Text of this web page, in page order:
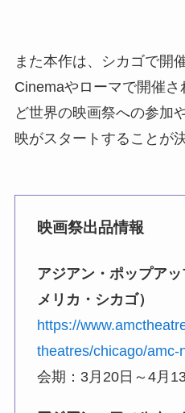
また本作は、シカゴで開
Cinemaやローマで開催
ど世界の映画祭への参加
映がスタートすることが
映画祭出品情報
アジアン・ポップア
メリカ・シカゴ）
https://
theatres/chicago/amc-
会期：3⽉20⽇～4⽉